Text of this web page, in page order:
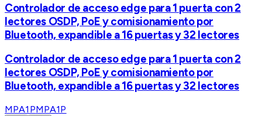
Controlador de acceso edge para 1 puerta con 2
lectores OSDP, PoE y comisionamiento por
Bluetooth, expandible a 16 puertas y 32 lectores
Controlador de acceso edge para 1 puerta con 2
lectores OSDP, PoE y comisionamiento por
Bluetooth, expandible a 16 puertas y 32 lectores
MPA1PMPA1P